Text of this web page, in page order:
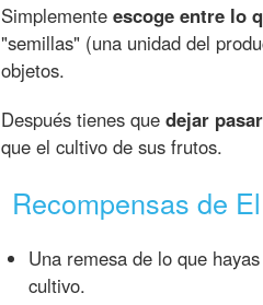
Simplemente escoge entre lo
"semillas" (una unidad del
objetos.
Después tienes que dejar
que el cultivo de sus frutos.
Recompensas de
Una remesa de lo que
cultivo.